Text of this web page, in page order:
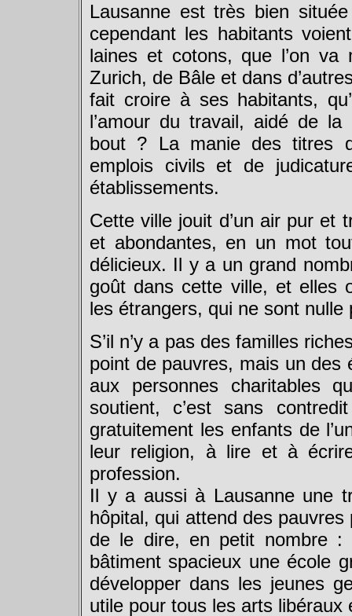
Lausanne est très bien
cependant les habitants
laines et cotons, que l’on
Zurich, de Bâle et dans
fait croire à ses habitants,
l’amour du travail, aidé de
bout ? La manie des titres
emplois civils et de
établissements.
Cette ville jouit d’un air pur et
et abondantes, en un mot
délicieux. Il y a un grand
goût dans cette ville, et elles
les étrangers, qui ne sont nulle
S’il n’y a pas des familles
point de pauvres, mais un des
aux personnes charitables
soutient, c’est sans
gratuitement les enfants de
leur religion, à lire et à
profession.
Il y a aussi à Lausanne une
hôpital, qui attend des
de le dire, en petit nombre :
bâtiment spacieux une école
développer dans les jeunes
utile pour tous les arts libéraux